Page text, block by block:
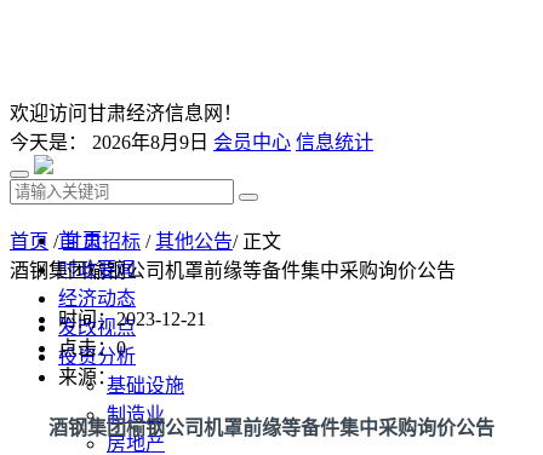
欢迎访问甘肃经济信息网！
今天是： 2026年8月9日 会员中心 信息统计
首 页
时政要闻
经济动态
发改视点
投资分析
基础设施
制造业
房地产
首页 /甘肃招标 /其他公告/ 正文
酒钢集团榆钢公司机罩前缘等备件集中采购询价公告
时间：2023-12-21
点击：0
来源：
酒钢集团榆钢公司机罩前缘等备件集中采购询价公告